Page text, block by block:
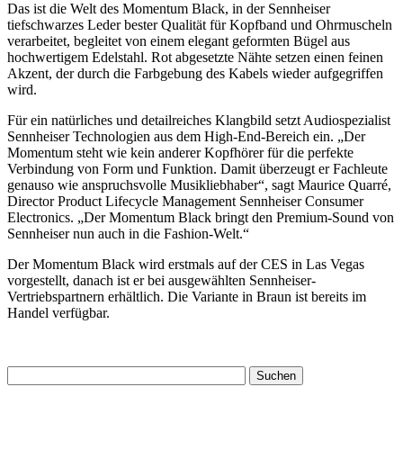
Das ist die Welt des Momentum Black, in der Sennheiser
tiefschwarzes Leder bester Qualität für Kopfband und Ohrmuscheln
verarbeitet, begleitet von einem elegant geformten Bügel aus
hochwertigem Edelstahl. Rot abgesetzte Nähte setzen einen feinen
Akzent, der durch die Farbgebung des Kabels wieder aufgegriffen
wird.
Für ein natürliches und detailreiches Klangbild setzt Audiospezialist
Sennheiser Technologien aus dem High-End-Bereich ein. „Der
Momentum steht wie kein anderer Kopfhörer für die perfekte
Verbindung von Form und Funktion. Damit überzeugt er Fachleute
genauso wie anspruchsvolle Musikliebhaber“, sagt Maurice Quarré,
Director Product Lifecycle Management Sennheiser Consumer
Electronics. „Der Momentum Black bringt den Premium-Sound von
Sennheiser nun auch in die Fashion-Welt.“
Der Momentum Black wird erstmals auf der CES in Las Vegas
vorgestellt, danach ist er bei ausgewählten Sennheiser-
Vertriebspartnern erhältlich. Die Variante in Braun ist bereits im
Handel verfügbar.